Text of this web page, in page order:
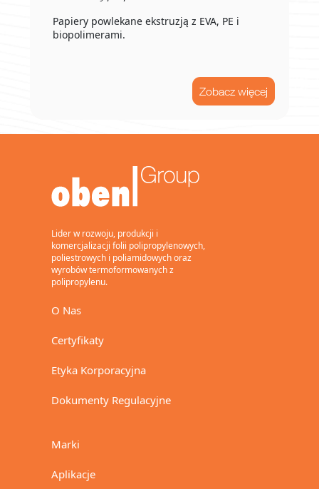
Papiery powlekane ekstruzją z EVA, PE i
biopolimerami.
Zobacz więcej
Lider w rozwoju, produkcji i
komercjalizacji folii polipropylenowych,
poliestrowych i poliamidowych oraz
wyrobów termoformowanych z
polipropylenu.
O Nas
Certyfikaty
Etyka Korporacyjna
Dokumenty Regulacyjne
Marki
Aplikacje